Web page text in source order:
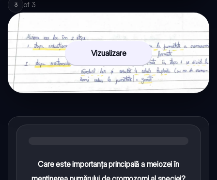
3 of 3
Vizualizare
Care este importanța principală a meiozei în